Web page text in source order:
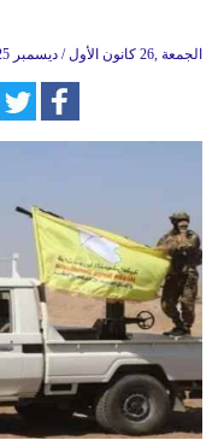
14:31 2025 الجمعة ,26 كانون الأول / ديسمبر